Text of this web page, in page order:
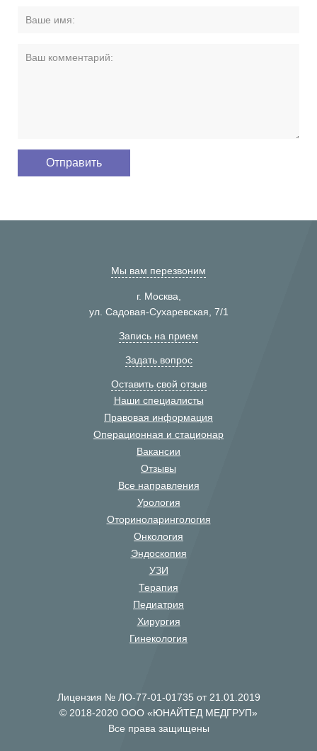
Мы вам перезвоним
г. Москва,
ул. Садовая-Сухаревская, 7/1
Запись на прием
Задать вопрос
Оставить свой отзыв
Наши специалисты
Правовая информация
Операционная и стационар
Вакансии
Отзывы
Все направления
Урология
Оториноларингология
Онкология
Эндоскопия
УЗИ
Терапия
Педиатрия
Хирургия
Гинекология
Лицензия № ЛО-77-01-01735 от 21.01.2019
© 2018-2020 ООО «ЮНАЙТЕД МЕДГРУП»
Все права защищены